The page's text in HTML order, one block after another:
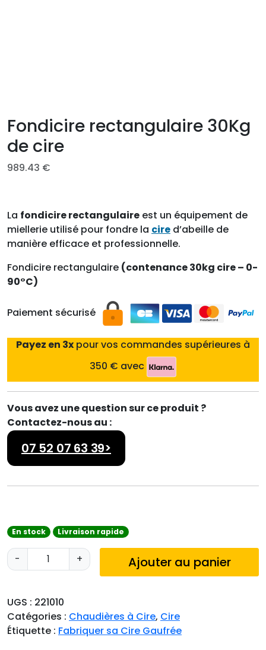
Fondicire rectangulaire 30Kg
de cire
989.43 €
La fondicire rectangulaire est un équipement de
miellerie utilisé pour fondre la cire d’abeille de
manière efficace et professionnelle.
Fondicire rectangulaire (contenance 30kg cire – 0-
90°C)
Paiement sécurisé
Payez en 3x pour vos commandes supérieures à
350 € avec
Vous avez une question sur ce produit ?
Contactez-nous au :
07 52 07 63 39>
En stock Livraison rapide
-
q
u
n
t
i
+ Ajouter au panier
UGS : 221010
Catégories : Chaudières à Cire, Cire
Étiquette : Fabriquer sa Cire Gaufrée